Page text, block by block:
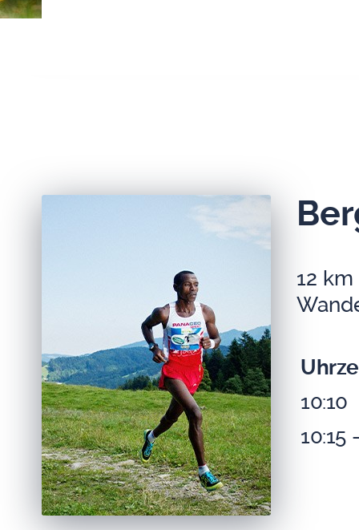
12
10:10
10:15